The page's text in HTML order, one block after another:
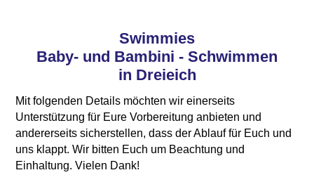
Swimmies
Baby- und Bambini - Schwimmen
in Dreieich
Mit folgenden Details möchten wir einerseits
Unterstützung für Eure Vorbereitung anbieten und
andererseits sicherstellen, dass der Ablauf für Euch und
uns klappt. Wir bitten Euch um Beachtung und
Einhaltung. Vielen Dank!